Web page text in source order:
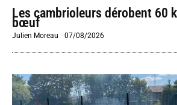
Les cambrioleurs dérobent 60
bœuf
Julien Moreau -07/08/2026